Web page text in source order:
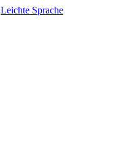
Leichte Sprache